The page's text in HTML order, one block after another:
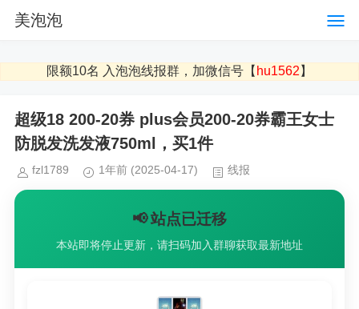
美泡泡
限额10名 入泡泡线报群，加微信号【 hu1562 】
超级18 200-20券 plus会员200-20券霸王女士
防脱发洗发液750ml，买1件
fzl1789 1年前 (2025-04-17) 线报
📢 站点已迁移
本站即将停止更新，请扫码加入群聊获取最新地址